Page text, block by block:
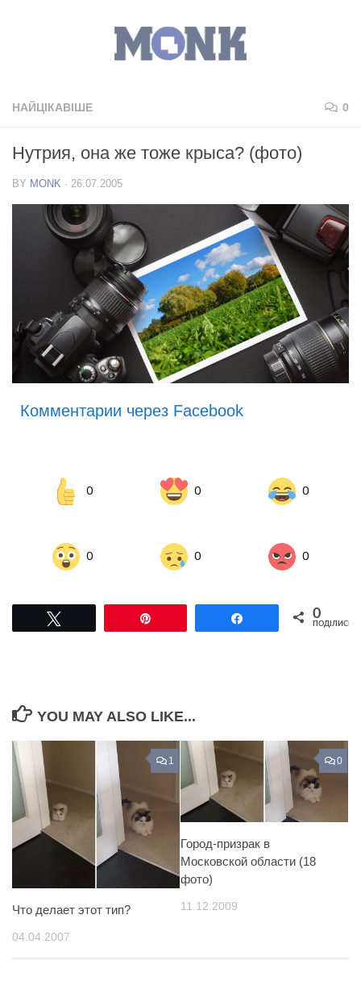
НАЙЦІКАВІШЕ 0
Нутрия, она же тоже крыса? (фото)
BY MONK · 26.07.2005
Комментарии через Facebook
0 0 0
0 0 0
Поділитися0
ПОДІЛИСЬ
YOU MAY ALSO LIKE...
1
Что делает этот тип?
04.04.2007
0
Город-призрак в
Московской области (18
фото)
11.12.2009